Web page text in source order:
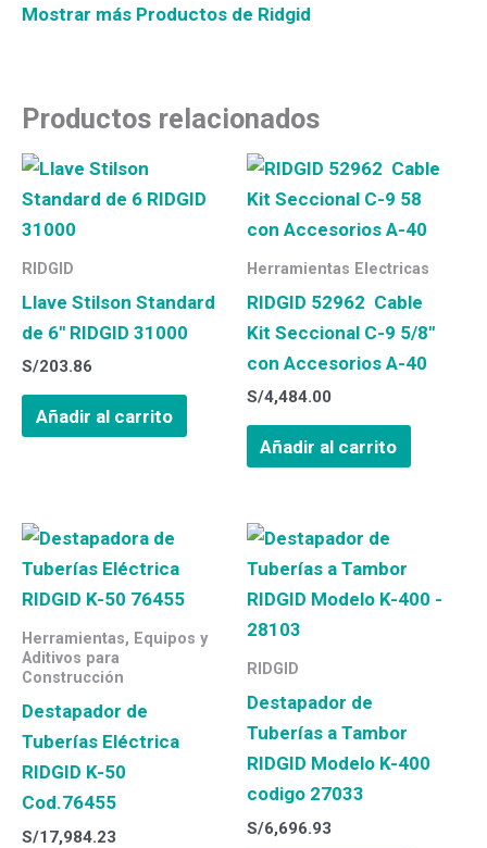
Mostrar más Productos de Ridgid
Productos relacionados
RIDGID
Llave Stilson Standard
de 6″ RIDGID 31000
S/203.86
Añadir al carrito
Herramientas Electricas
RIDGID 52962 Cable
Kit Seccional C-9 5/8″
con Accesorios A-40
S/4,484.00
Añadir al carrito
Herramientas, Equipos y
Aditivos para
Construcción
Destapador de
Tuberías Eléctrica
RIDGID K-50
Cod.76455
S/17,984.23
RIDGID
Destapador de
Tuberías a Tambor
RIDGID Modelo K-400
codigo 27033
S/6,696.93